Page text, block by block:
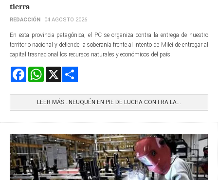
tierra
REDACCIÓN 04 AGOSTO 2026
En esta provincia patagónica, el PC se organiza contra la entrega de nuestro
territorio nacional y defiende la soberanía frente al intento de Milei de entregar al
capital trasnacional los recursos naturales y económicos del país.
FacebookWhatsApp
LEER MÁS…NEUQUÉN EN PIE DE LUCHA CONTRA LA...